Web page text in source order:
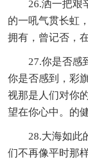
26.洒一把艰
的一吼气贯长虹
拥有，曾记否，
27.你是否感
你是否感到，彩
视那是人们对你
望在你心中。的
28.大海如此
们不再像平时那